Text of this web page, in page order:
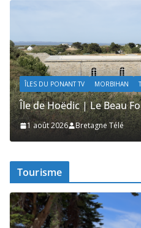
ÎLES DU PONANT TV MORBIHAN
Île de Hoëdic | Les
1 août 2026 Bretagne Télé
Tourisme